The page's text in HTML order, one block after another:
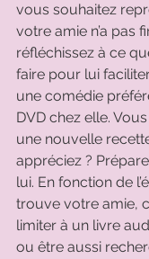
vous souhaitez
votre amie n’a pas
réfléchissez à ce
faire pour lui
une comédie
DVD chez elle.
une nouvelle
appréciez ?
lui. En fonction de
trouve votre amie,
limiter à un livre
ou être aussi